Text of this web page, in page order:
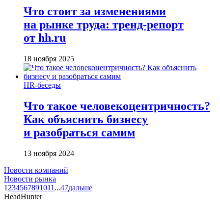
Что стоит за изменениями
на рынке труда: тренд-репорт
от hh.ru
18 ноября 2025
HR-беседы
Что такое человеко­центричность?
Как объяснить бизнесу
и разобраться самим
13 ноября 2024
Новости компаний
Новости рынка
1 234567891011 ...47дальше
HeadHunter